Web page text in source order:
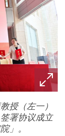
授（左一）
署协议成立
」。